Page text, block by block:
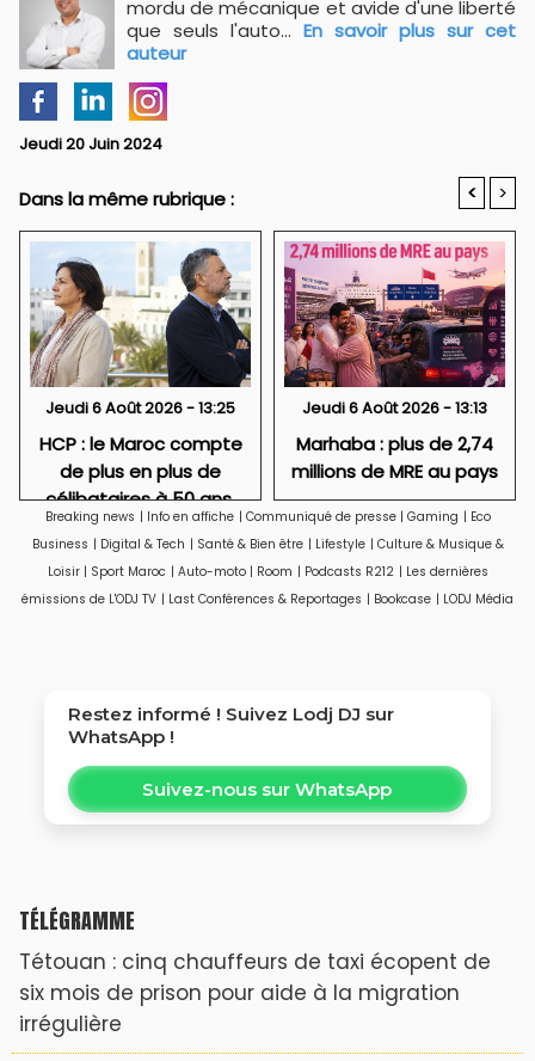
mordu de mécanique et avide d'une liberté
que seuls l'auto... En savoir plus sur cet
auteur
Jeudi 20 Juin 2024
Dans la même rubrique : < >
Jeudi 6 Août 2026 - 13:25
HCP : le Maroc compte
de plus en plus de
célibataires à 50 ans,
particulièrement des
femmes
Jeudi 6 Août 2026 - 13:13
Marhaba : plus de 2,74
millions de MRE au pays
Breaking news | Info en affiche | Communiqué de presse | Gaming | Eco
Business | Digital & Tech | Santé & Bien être | Lifestyle | Culture & Musique &
Loisir | Sport Maroc | Auto-moto | Room | Podcasts R212 | Les dernières
émissions de L'ODJ TV | Last Conférences & Reportages | Bookcase | LODJ Média
Restez informé ! Suivez Lodj DJ sur
WhatsApp !
Suivez-nous sur WhatsApp
TÉLÉGRAMME
Tétouan : cinq chauffeurs de taxi écopent de
six mois de prison pour aide à la migration
irrégulière